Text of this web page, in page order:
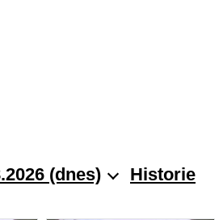
(dnes)
Historie